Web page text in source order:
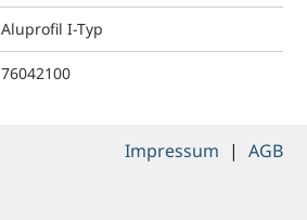
Aluprofil I-Typ
76042100
Impressum | AGB